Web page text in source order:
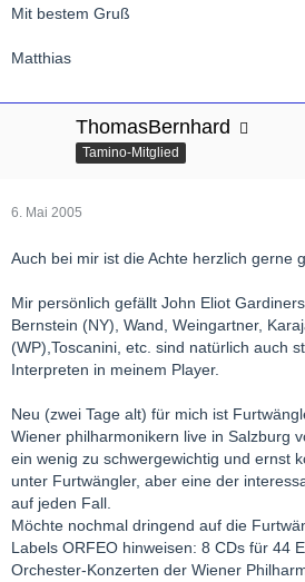
Mit bestem Gruß
Matthias
ThomasBernhard
Tamino-Mitglied
6. Mai 2005
Auch bei mir ist die Achte herzlich gerne
Mir persönlich gefällt John Eliot
Bernstein (NY), Wand, Weingartner,
(WP),Toscanini, etc. sind natürlich auch
Interpreten in meinem Player.
Neu (zwei Tage alt) für mich ist
Wiener philharmonikern live in Salzburg
ein wenig zu schwergewichtig und ernst
unter Furtwängler, aber eine der
auf jeden Fall.
Möchte nochmal dringend auf die
Labels ORFEO hinweisen: 8 CDs für 44
Orchester-Konzerten der Wiener